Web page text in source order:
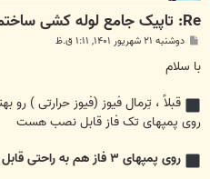
Re: تاپیک جامع لوله کشی ساختمان, نصب پمپ و منبع آب
پ
ت
دوشنبه ۲۱ شهریور ۱۴۰۱, ۱:۱۱ ق.ظ
با سلام
قبلاً ، تِرمال فیوز (فیوز حرارتی ) رو
روی پمپهای تک فاز قابل نصب هست
روی پمپهای ۳ فاز هم به راحتی قابل نصب هست .